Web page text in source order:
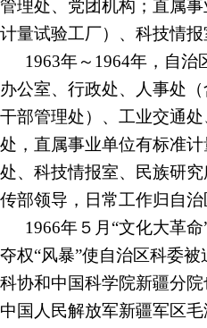
管理处、党团机构；直属
计量试验工厂）、科技情报
1963年～1964年，自
办公室、行政处、人事处
干部管理处）、工业交通
处，直属事业单位有标准
处、科技情报室、民族研
传部领导，日常工作归自治
1966年５月“文化大革
夺权“风暴”使自治区科委
科协和中国科学院新疆分
中国人民解放军新疆军区